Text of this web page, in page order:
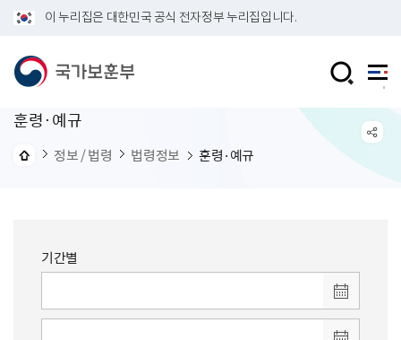
이 누리집은 대한민국 공식 전자정부 누리집입니다.
훈령·예규
정보 / 법령 법령정보 훈령·예규
기간별